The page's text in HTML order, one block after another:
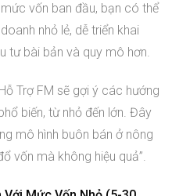
vốn ban đầu, bạn có thể
nhỏ lẻ, dễ triển khai
tư bài bản và quy mô hơn.
Trợ FM sẽ gợi ý các hướng
biến, từ nhỏ đến lớn. Đây
mô hình buôn bán ở nông
vốn mà không hiệu quả”.